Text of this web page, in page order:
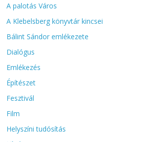
A palotás Város
A Klebelsberg könyvtár kincsei
Bálint Sándor emlékezete
Dialógus
Emlékezés
Építészet
Fesztivál
Film
Helyszíni tudósítás